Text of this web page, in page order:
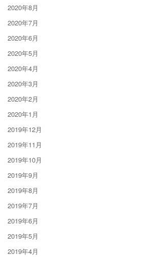
2020年8月
2020年7月
2020年6月
2020年5月
2020年4月
2020年3月
2020年2月
2020年1月
2019年12月
2019年11月
2019年10月
2019年9月
2019年8月
2019年7月
2019年6月
2019年5月
2019年4月